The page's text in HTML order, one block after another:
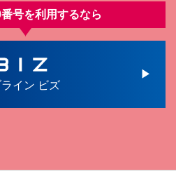
号を利⽤するなら
イン ビズ